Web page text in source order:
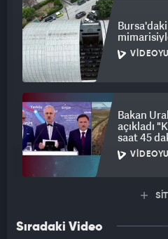
Bakan
açıkladı
saat 45
Sıradaki Video